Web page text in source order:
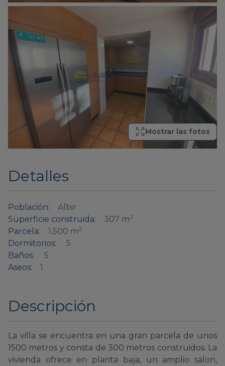
Mostrar las fotos
Detalles
Población:
Albir
Superficie construida:
307 m2
Parcela: 1.500 m2
Dormitorios:
5
Baños:
5
Aseos:
1
Descripción
La villa se encuentra en una gran parcela de unos
1500 metros y consta de 300 metros construidos. La
vivienda ofrece en planta baja, un amplio salon,